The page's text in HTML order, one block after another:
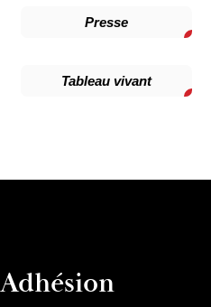
Presse
Tableau vivant
Adhésion